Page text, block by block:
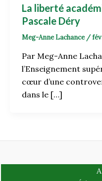
La liberté
Pascale Déry
Meg-Anne Lachance /
Par Meg-Anne
l’Enseignement
cœur d’une
dans le […]